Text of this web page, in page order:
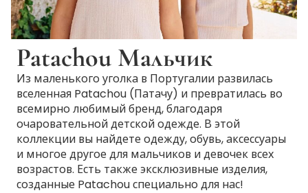
Patachou Мальчик
Из маленького уголка в Португалии развилась
вселенная Patachou (Патачу) и превратилась во
всемирно любимый бренд, благодаря
очаровательной детской одежде. В этой
коллекции вы найдете одежду, обувь, аксессуары
и многое другое для мальчиков и девочек всех
возрастов. Есть также эксклюзивные изделия,
созданные Patachou специально для нас!